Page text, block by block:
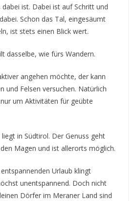
ist. Dabei ist auf Schritt und
Schon das Tal, eingesäumt
ist stets einen Blick wert.
dasselbe, wie fürs Wandern.
angehen möchte, der kann
und Felsen versuchen. Natürlich
um Aktivitäten für geübte
in Südtirol. Der Genuss geht
Magen und ist allerorts möglich.
Urlaub klingt
unentspannend. Doch nicht
Dörfer im Meraner Land sind